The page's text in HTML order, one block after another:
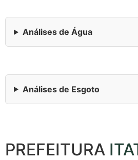
Análises de Água
Análises de Esgoto
PREFEITURA